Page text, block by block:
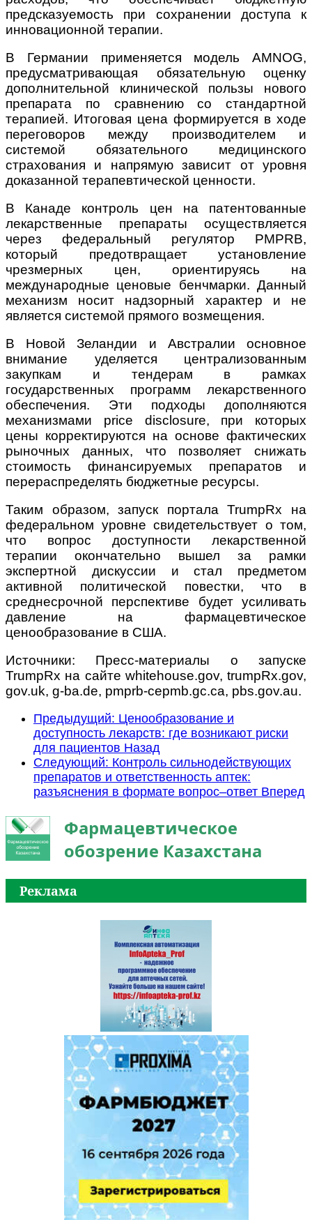
предсказуемость при сохранении доступа к
инновационной терапии.
В Германии применяется модель AMNOG,
предусматривающая обязательную оценку
дополнительной клинической пользы нового
препарата по сравнению со стандартной
терапией. Итоговая цена формируется в ходе
переговоров между производителем и
системой обязательного медицинского
страхования и напрямую зависит от уровня
доказанной терапевтической ценности.
В Канаде контроль цен на патентованные
лекарственные препараты осуществляется
через федеральный регулятор PMPRB,
который предотвращает установление
чрезмерных цен, ориентируясь на
международные ценовые бенчмарки. Данный
механизм носит надзорный характер и не
является системой прямого возмещения.
В Новой Зеландии и Австралии основное
внимание уделяется централизованным
закупкам и тендерам в рамках
государственных программ лекарственного
обеспечения. Эти подходы дополняются
механизмами price disclosure, при которых
цены корректируются на основе фактических
рыночных данных, что позволяет снижать
стоимость финансируемых препаратов и
перераспределять бюджетные ресурсы.
Таким образом, запуск порталаTrumpRx на
федеральном уровне свидетельствует о том,
что вопрос доступности лекарственной
терапии окончательно вышел за рамки
экспертной дискуссии и стал предметом
активной политической повестки, что в
среднесрочной перспективе будет усиливать
давление на фармацевтическое
ценообразование в США.
Источники: Пресс-материалы о запуске
TrumpRx на сайте whitehouse.gov, trumpRx.gov,
gov.uk, g-ba.de, pmprb-cepmb.gc.ca, pbs.gov.au.
Предыдущий: Ценообразование и
доступность лекарств: где возникают риски
для пациентов Назад
Следующий: Контроль сильнодействующих
препаратов и ответственность аптек:
разъяснения в формате вопрос–ответ Вперед
Фармацевтическое
обозрение Казахстана
Реклама